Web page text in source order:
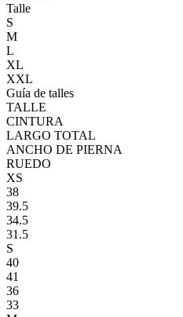
Talle
S
M
L
XL
XXL
Guía de talles
TALLE
CINTURA
LARGO TOTAL
ANCHO DE PIERNA
RUEDO
XS
38
39.5
34.5
31.5
S
40
41
36
33